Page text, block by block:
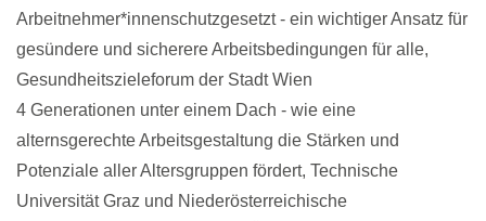
Arbeitnehmer*innenschutzgesetzt - ein wichtiger Ansatz für
gesündere und sicherere Arbeitsbedingungen für alle,
Gesundheitszieleforum der Stadt Wien
4 Generationen unter einem Dach - wie eine
alternsgerechte Arbeitsgestaltung die Stärken und
Potenziale aller Altersgruppen fördert, Technische
Universität Graz und Niederösterreichische